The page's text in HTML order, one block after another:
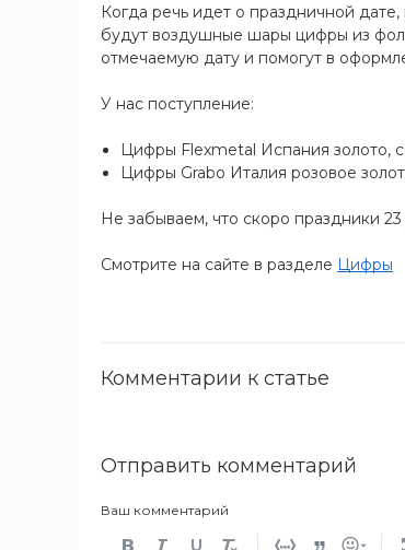
Когда речь идет о праздничной
будут воздушные шары цифры из
отмечаемую дату и помогут в
У нас поступление:
Цифры Flexmetal Испания золото,
Цифры Grabo Италия розовое
Не забываем, что скоро праздники
Смотрите на сайте в разделе Цифры
Комментарии к статье
Отправить комментарий
Ваш комментарий